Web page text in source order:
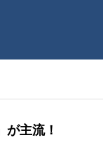
主流！